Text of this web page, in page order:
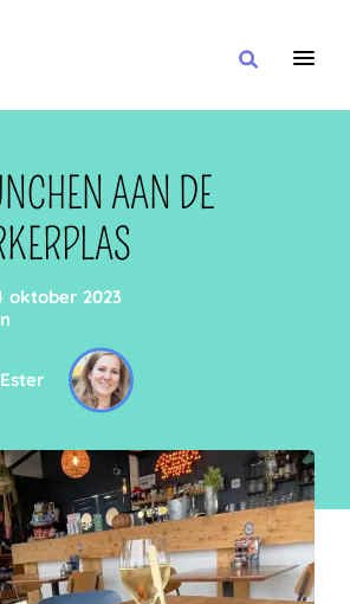
IN DE BUURT VAN
OF
AAN DE
oktober 2023
Ester